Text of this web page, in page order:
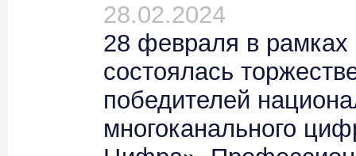
28.02.2024
28 февраля в
состоялась
победителей
многоканального